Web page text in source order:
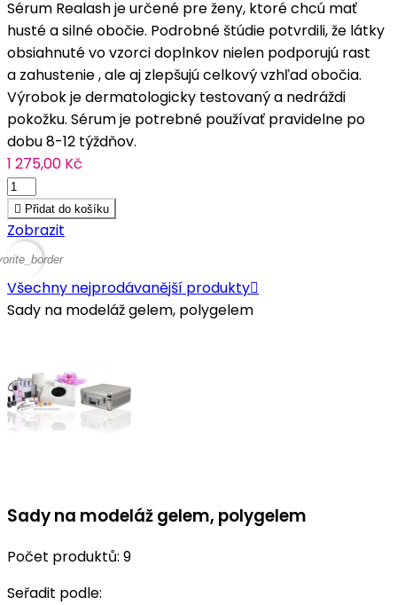
Sérum Realash je určené pre ženy, ktoré chcú mať
husté a silné obočie. Podrobné štúdie potvrdili, že látky
obsiahnuté vo vzorci doplnkov nielen podporujú rast
a zahustenie , ale aj zlepšujú celkový vzhľad obočia.
Výrobok je dermatologicky testovaný a nedráždi
pokožku. Sérum je potrebné používať pravidelne po
dobu 8-12 týždňov.
1 275,00 Kč
 Přidat do košíku
Zobrazit
Všechny nejprodávanější produkty
Sady na modeláž gelem, polygelem
Sady na modeláž gelem, polygelem
Počet produktů: 9
Seřadit podle: